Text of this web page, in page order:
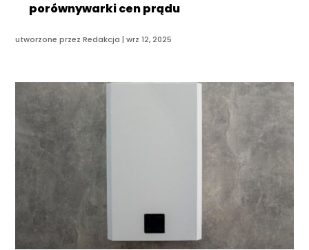
porównywarki cen prądu
utworzone przezRedakcja |wrz 12, 2025